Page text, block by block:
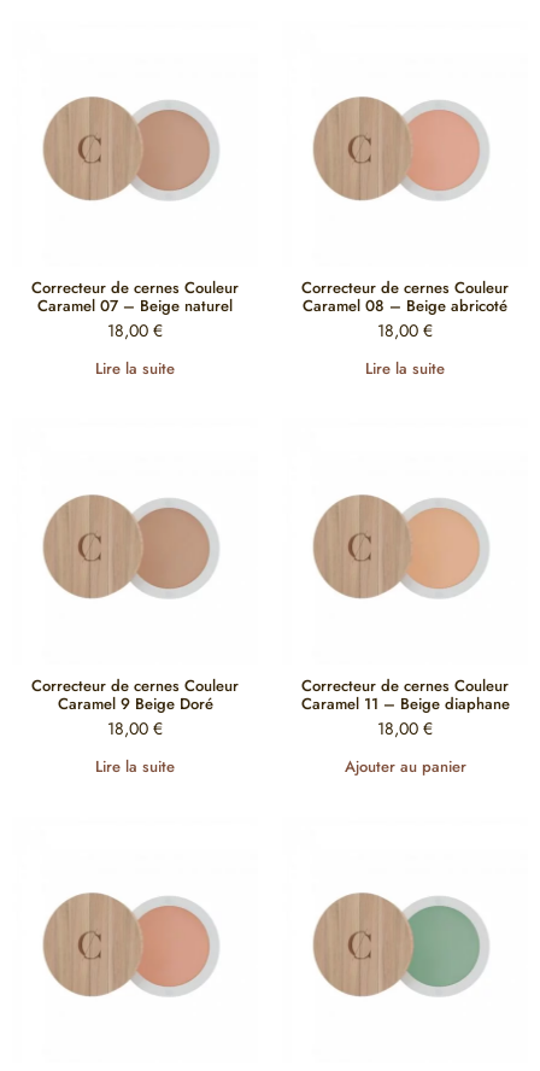
Correcteur de cernes Couleur
Caramel 07 – Beige naturel
18,00 €
Lire la suite
Correcteur de cernes Couleur
Caramel 08 – Beige abricoté
18,00 €
Lire la suite
Correcteur de cernes Couleur
Caramel 9 Beige Doré
18,00 €
Lire la suite
Correcteur de cernes Couleur
Caramel 11 – Beige diaphane
18,00 €
Ajouter au panier